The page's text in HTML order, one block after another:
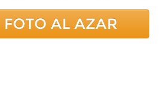
FOTO AL AZAR